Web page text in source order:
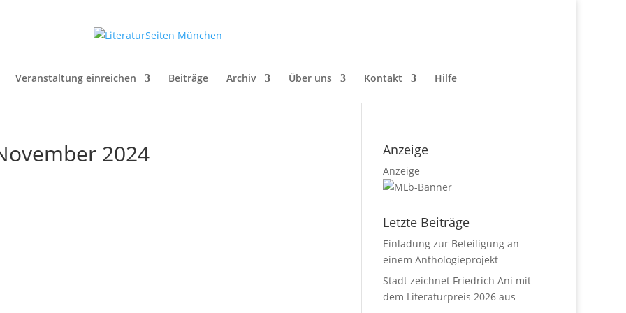
Veranstaltung einreichen Beiträge Archiv Über uns Kontakt Hilfe
2024 Anzeige
Anzeige
Letzte Beiträge
Einladung zur Beteiligung an
einem Anthologieprojekt
Stadt zeichnet Friedrich Ani mit
dem Literaturpreis 2026 aus